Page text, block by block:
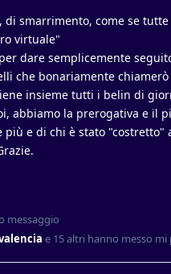
smarrimento, come se
virtuale"
dare semplicemente
che bonariamente chiamerò
insieme tutti i belin di
abbiamo la prerogativa e il
più e di chi è stato "costretto"
messaggio
e 15altri hanno messo mi